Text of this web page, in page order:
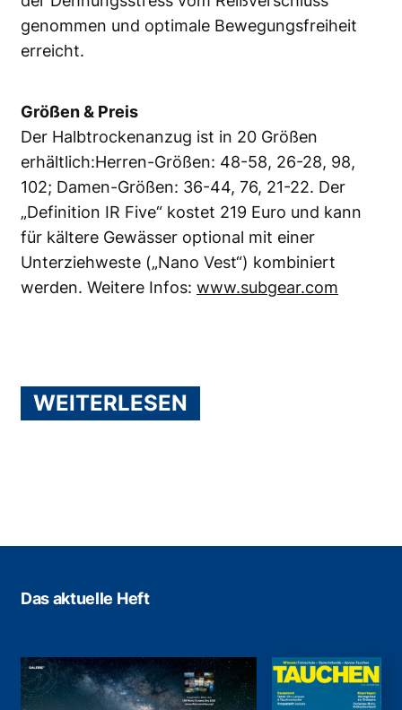
genommen und optimale Bewegungsfreiheit
erreicht.
Größen & Preis
Der Halbtrockenanzug ist in 20 Größen
erhältlich:Herren-Größen: 48-58, 26-28, 98,
102; Damen-Größen: 36-44, 76, 21-22. Der
„Definition IR Five“ kostet 219 Euro und kann
für kältere Gewässer optional mit einer
Unterziehweste („Nano Vest“) kombiniert
werden. Weitere Infos: www.subgear.com
WEITERLESEN
Das aktuelle Heft